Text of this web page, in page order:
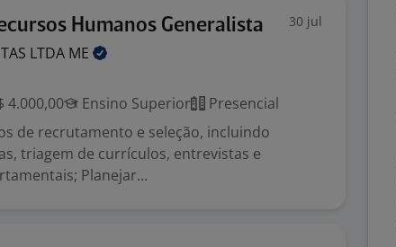
Humanos Generalista 30 jul
LTDA ME
4.000,00
Ensino Superior
Presencial
de recrutamento e seleção, incluindo
triagem de currículos, entrevistas e
Planejar...